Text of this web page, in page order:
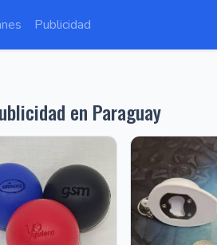
Publicidad
en Paraguay